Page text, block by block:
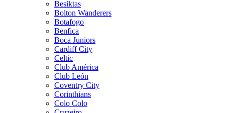
Besiktas
Bolton Wanderers
Botafogo
Benfica
Boca Juniors
Cardiff City
Celtic
Club América
Club León
Coventry City
Corinthians
Colo Colo